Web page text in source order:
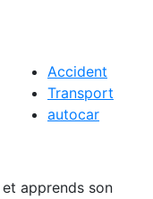
Accident
Transport
autocar
apprends son